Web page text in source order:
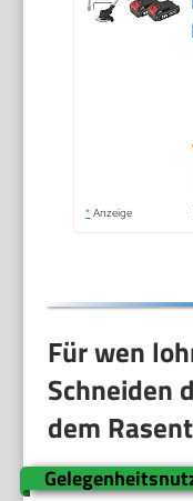
* Anzeige
Für wen
Schneiden
dem